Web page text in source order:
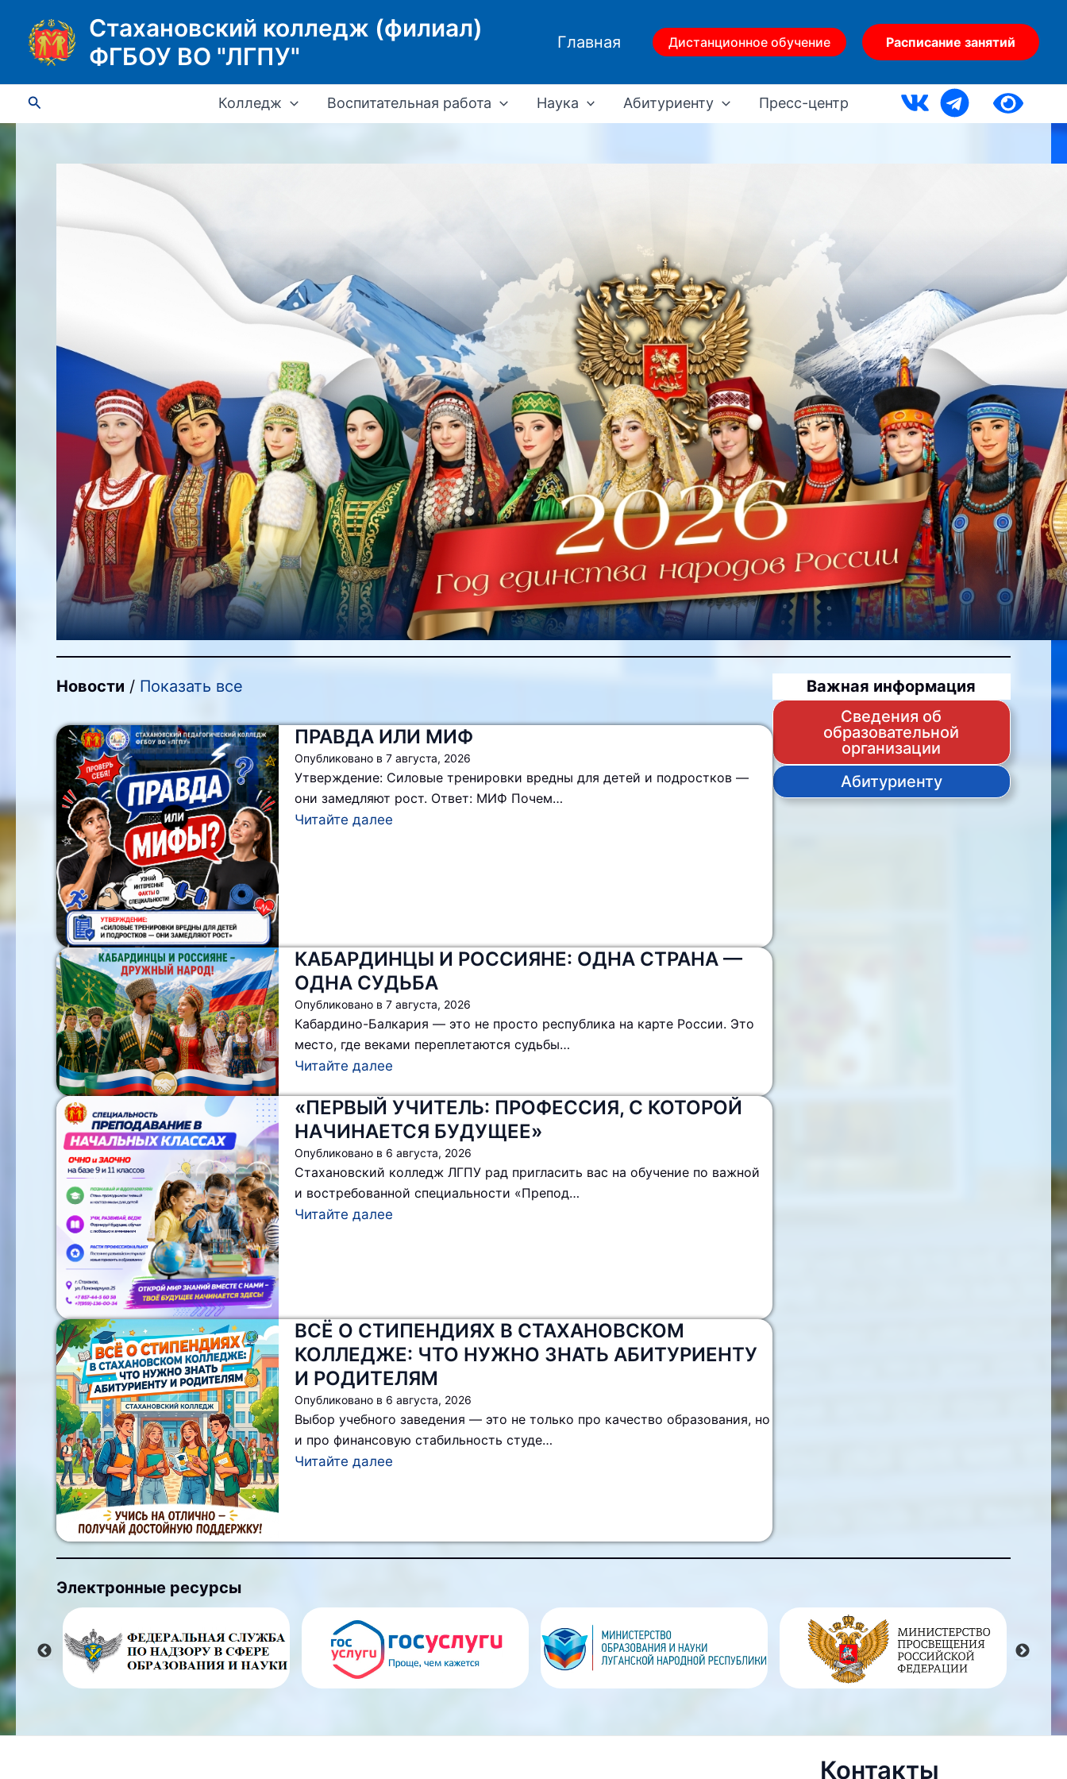
содержимому
Стахановский колледж (филиал)
ФГБОУ ВО "ЛГПУ"
Главная Дистанционное обучение Расписание занятий
Поиск Колледж Воспитательная работа Наука Абитуриенту Пресс-центр
Новости / Показать все
ПРАВДА ИЛИ МИФ
Опубликовано в7 августа, 2026
Утверждение: Силовые тренировки вредны для детей и подростков —
они замедляют рост. Ответ: МИФ Почем…
Читайте далее
КАБАРДИНЦЫ И РОССИЯНЕ: ОДНА СТРАНА —
ОДНА СУДЬБА
Опубликовано в7 августа, 2026
Кабардино-Балкария — это не просто республика на карте России. Это
место, где веками переплетаются судьбы…
Читайте далее
«ПЕРВЫЙ УЧИТЕЛЬ: ПРОФЕССИЯ, С КОТОРОЙ
НАЧИНАЕТСЯ БУДУЩЕЕ»
Опубликовано в 6 августа, 2026
Стахановский колледж ЛГПУ рад пригласить вас на обучение по важной
и востребованной специальности «Препод…
Читайте далее
ВСЁ О СТИПЕНДИЯХ В СТАХАНОВСКОМ
КОЛЛЕДЖЕ: ЧТО НУЖНО ЗНАТЬ АБИТУРИЕНТУ
И РОДИТЕЛЯМ
Опубликовано в 6 августа, 2026
Выбор учебного заведения — это не только про качество образования, но
и про финансовую стабильность студе…
Читайте далее
Важная информация
Сведения об
образовательной
организации
Абитуриенту
Электронные ресурсы
Контакты